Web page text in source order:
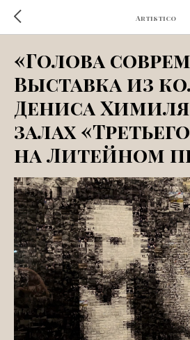
Artistico
«Голова
Выставка из
Дениса
залах
на Литейном